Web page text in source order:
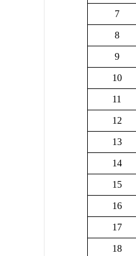
7
8
9
10
11
12
13
14
15
16
17
18